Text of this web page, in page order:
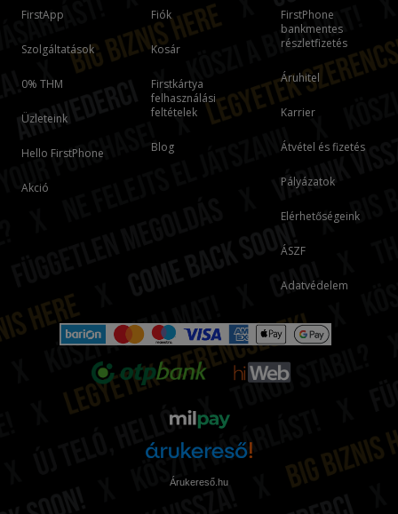
FirstApp
Szolgáltatások
0% THM
Üzleteink
Hello FirstPhone
Akció
Fiók
Kosár
Firstkártya
felhasználási
feltételek
Blog
FirstPhone
bankmentes
részletfizetés
Áruhitel
Karrier
Átvétel és fizetés
Pályázatok
Elérhetőségeink
ÁSZF
Adatvédelem
Árukereső.hu